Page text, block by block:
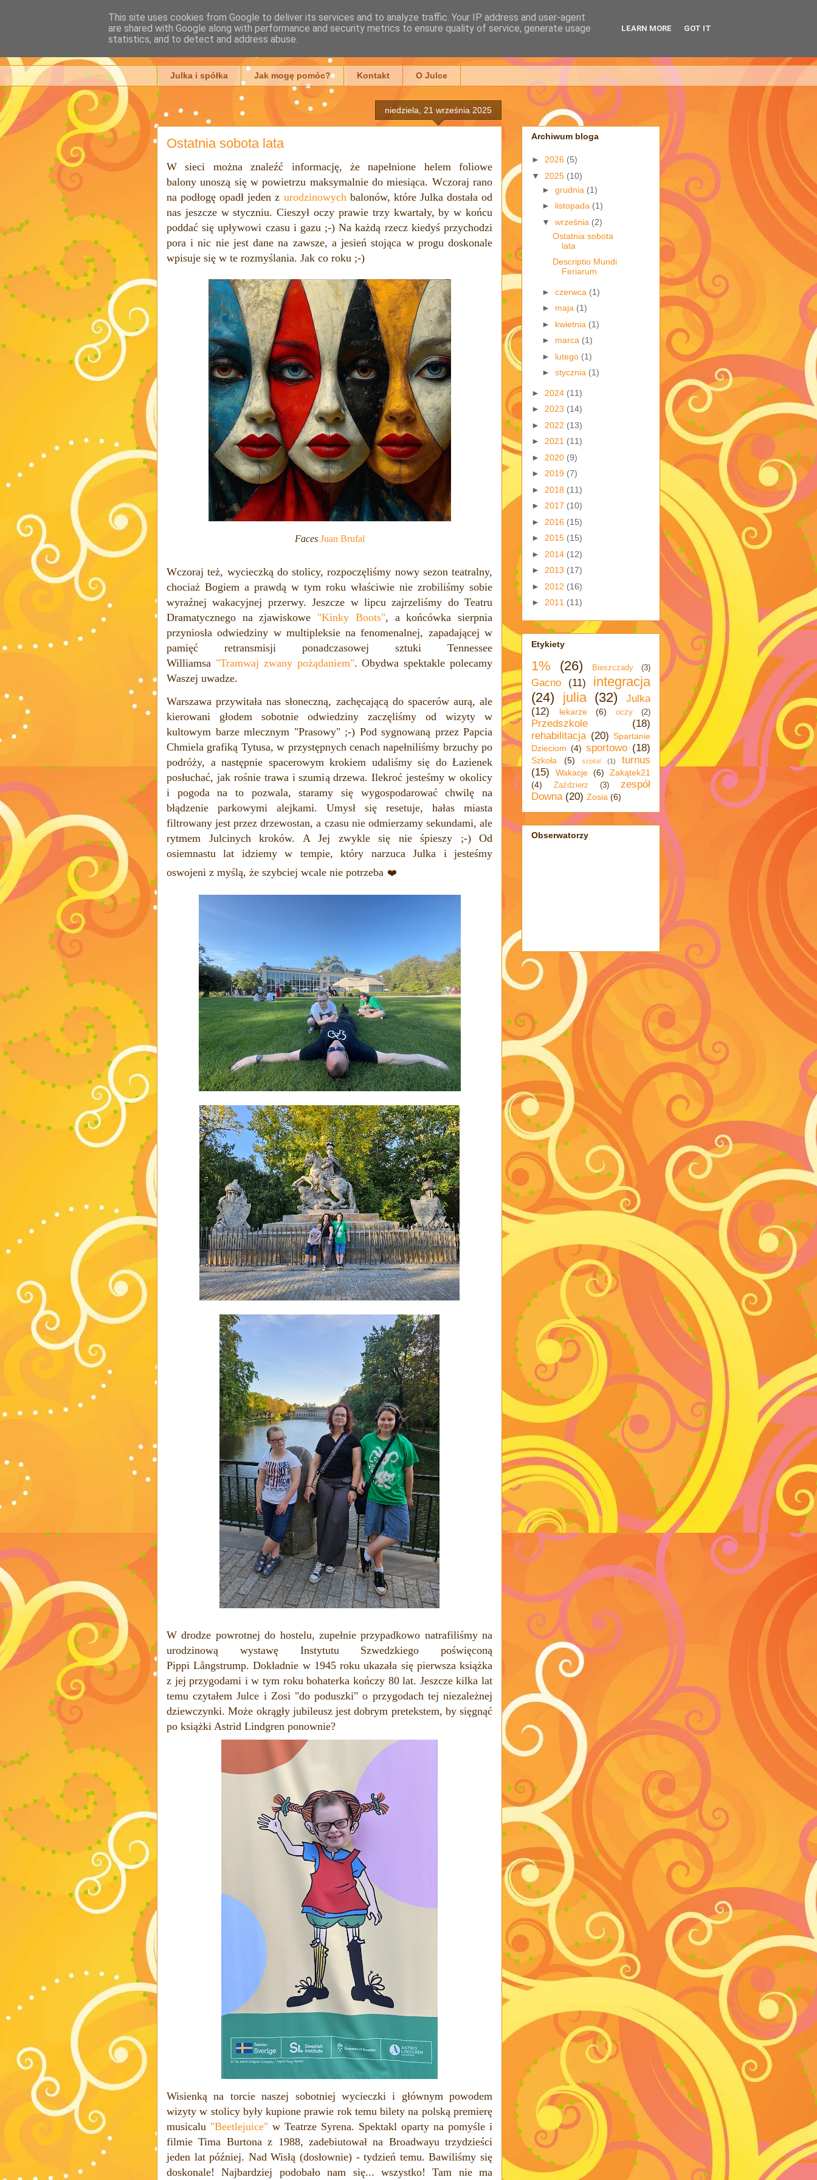
Julia Adamowska
Julka i spółka Jak mogę pomóc? Kontakt O Julce
niedziela, 21 września 2025
Ostatnia sobota lata
W sieci można znaleźć informację, że napełnione helem foliowe
balony unoszą się w powietrzu maksymalnie do miesiąca. Wczoraj rano
na podłogę opadł jeden z urodzinowych balonów, które Julka dostała od
nas jeszcze w styczniu. Cieszył oczy prawie trzy kwartały, by w końcu
poddać się upływowi czasu i gazu ;-)Na każdą rzecz kiedyś przychodzi
pora i nic nie jest dane na zawsze, a jesień stojąca w progu doskonale
wpisuje się w te rozmyślania. Jak co roku ;-)
Faces Juan Brufal
Wczoraj też, wycieczką do stolicy, rozpoczęliśmy nowy sezon teatralny,
chociaż Bogiem a prawdą w tym roku właściwie nie zrobiliśmy sobie
wyraźnej wakacyjnej przerwy. Jeszcze w lipcu zajrzeliśmy do Teatru
Dramatycznego na zjawiskowe "Kinky Boots", a końcówka sierpnia
przyniosła odwiedziny w multipleksie na fenomenalnej, zapadającej w
pamięć retransmisji ponadczasowej sztuki Tennessee
Williamsa "Tramwaj zwany pożądaniem". Obydwa spektakle polecamy
Waszej uwadze.
Warszawa przywitała nas słoneczną, zachęcającą do spacerów aurą, ale
kierowani głodem sobotnie odwiedziny zaczęliśmy od wizyty w
kultowym barze mlecznym "Prasowy" ;-) Pod sygnowaną przez Papcia
Chmiela grafiką Tytusa, w przystępnych cenach napełniliśmy brzuchy po
podróży, a następnie spacerowym krokiem udaliśmy się do Łazienek
posłuchać, jak rośnie trawa i szumią drzewa. Ilekroć jesteśmy w okolicy
i pogoda na to pozwala, staramy się wygospodarować chwilę na
błądzenie parkowymi alejkami. Umysł się resetuje, hałas miasta
filtrowany jest przez drzewostan, a czasu nie odmierzamy sekundami, ale
rytmem Julcinych kroków. A Jej zwykle się nie śpieszy ;-) Od
osiemnastu lat idziemy w tempie, który narzuca Julka i jesteśmy
oswojeni z myślą, że szybciej wcale nie potrzeba ❤️
W drodze powrotnej do hostelu, zupełnie przypadkowo natrafiliśmy na
urodzinową wystawę Instytutu Szwedzkiego poświęconą
PippiLångstrump. Dokładnie w 1945 roku ukazała się pierwsza książka
z jej przygodami i w tym roku bohaterka kończy 80 lat. Jeszcze kilka lat
temu czytałem Julce i Zosi "do poduszki" o przygodach tej niezależnej
dziewczynki. Może okrągły jubileusz jest dobrym pretekstem, by sięgnąć
po książki Astrid Lindgren ponownie?
Wisienką na torcie naszej sobotniej wycieczki i głównym powodem
wizyty w stolicy były kupione prawie rok temu bilety na polską premierę
musicalu "Beetlejuice" w Teatrze Syrena. Spektakl oparty na pomyśle i
filmieTima Burtona z 1988, zadebiutował na Broadwayu trzydzieści
jeden lat później. Nad Wisłą (dosłownie) - tydzień temu. Bawiliśmy się
doskonale! Najbardziej podobało nam się... wszystko! Tam nie ma
Archiwum bloga
► 2026 (5)
▼ 2025 (10)
► grudnia (1)
► listopada (1)
▼ września (2)
Ostatnia sobota
lata
Descriptio Mundi
Feriarum
► czerwca (1)
► maja (1)
► kwietnia (1)
► marca (1)
► lutego (1)
► stycznia (1)
► 2024 (11)
► 2023 (14)
► 2022 (13)
► 2021 (11)
► 2020 (9)
► 2019 (7)
► 2018 (11)
► 2017 (10)
► 2016 (15)
► 2015 (15)
► 2014 (12)
► 2013 (17)
► 2012 (16)
► 2011 (11)
Etykiety
1% (26) Bieszczady (3)
Gacno (11)
integracja
(24)
julia (32)
Julka
(12)
lekarze (6) oczy (2)
Przedszkole
(18)
rehabilitacja (20) Spartanie
Dzieciom (4) sportowo (18)
Szkoła (5) szpital (1)
turnus
(15)
Wakacje (6)
Zakątek21
(4)
Zaździerz (3)
zespół
Downa (20) Zosia (6)
Obserwatorzy
This site uses cookies from Google to deliver its services and to analyze traffic. Your IP address and user-agent
are shared with Google along with performance and security metrics to ensure quality of service, generate usage
statistics, and to detect and address abuse.
LEARN MORE GOT IT